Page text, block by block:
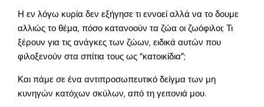
Η εν λόγω κυρία δεν εξήγησε τι εννοεί αλλά να το δουμε
αλλιώς το θέμα, πόσο κατανοούν τα ζώα οι ζωόφιλοι; Τι
ξέρουν για τις ανάγκες των ζώων, ειδικά αυτών που
φιλοξενούν στα σπίτια τους ως “κατοικίδια”;
Και πάμε σε ένα αντιπροσωπευτικό δείγμα των μη
κυνηγών κατόχων σκύλων, από τη γειτονιά μου.